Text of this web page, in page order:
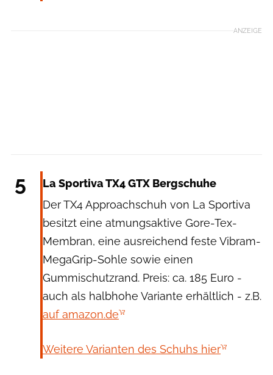
ANZEIGE
5
La Sportiva TX4 GTX Bergschuhe
Der TX4 Approachschuh von La Sportiva
besitzt eine atmungsaktive Gore-Tex-
Membran, eine ausreichend feste Vibram-
MegaGrip-Sohle sowie einen
Gummischutzrand. Preis: ca. 185 Euro -
auch als halbhohe Variante erhältlich - z.B.
auf amazon.de
Weitere Varianten des Schuhs hier